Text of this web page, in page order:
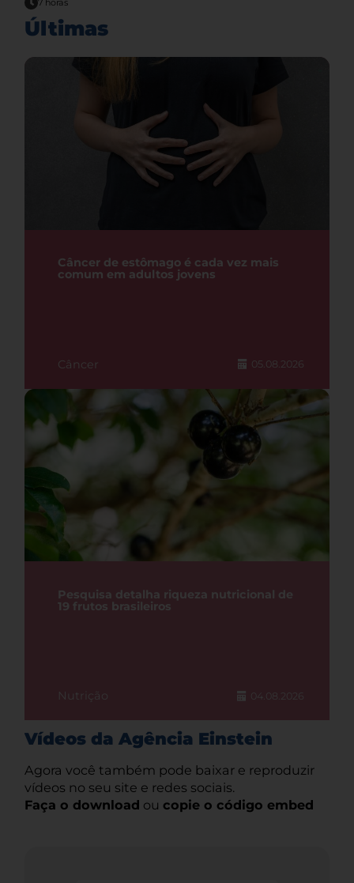
7 horas
Últimas
Câncer de estômago é cada vez mais
comum em adultos jovens
Câncer 05.08.2026
Pesquisa detalha riqueza nutricional de
19 frutos brasileiros
Nutrição 04.08.2026
Vídeos da Agência Einstein
Agora você também pode baixar e reproduzir
vídeos no seu site e redes sociais.
Faça o download ou copie o código embed